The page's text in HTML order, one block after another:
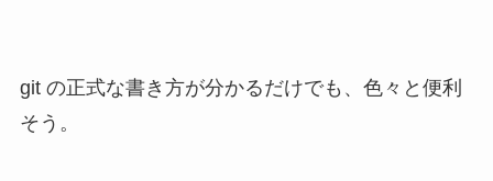
git の正式な書き方が分かるだけでも、色々と便利
そう。